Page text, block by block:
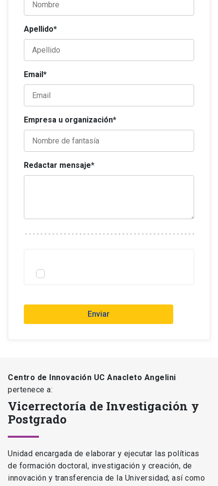
Apellido*
Email*
Empresa u organización*
Redactar mensaje*
Enviar
Centro de Innovación UC Anacleto Angelini
pertenece a:
Vicerrectoría de Investigación y
Postgrado
Unidad encargada de elaborar y ejecutar las políticas
de formación doctoral, investigación y creación, de
innovación y transferencia de la Universidad; así como